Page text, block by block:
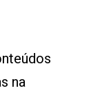
na